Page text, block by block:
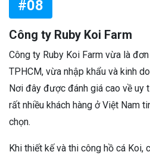
#08
Công ty Ruby Koi Farm
Công ty Ruby Koi Farm vừa là
TPHCM, vừa nhập khẩu và kinh
Nơi đây được đánh giá cao về uy
rất nhiều khách hàng ở Việt Nam
chọn.
Khi thiết kế và thi công hồ cá Koi,